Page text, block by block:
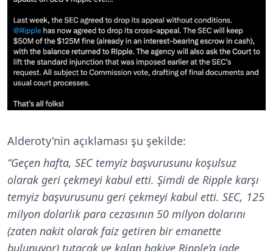
Alderoty'nin açıklaması şu şekilde:
“Geçen hafta, SEC temyiz başvurusunu koşulsuz
olarak geri çekmeyi kabul etti. Şimdi de Ripple karşı
temyiz başvurusunu geri çekmeyi kabul etti. SEC, 125
milyon dolarlık para cezasının 50 milyon dolarını
(zaten nakit olarak faiz getiren bir emanette
bulunuyor) tutacak ve kalan bakiye Ripple’a iade